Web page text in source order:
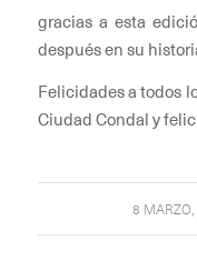
gracias a esta
después en su
Felicidades a todos
Ciudad Condal y
8 /